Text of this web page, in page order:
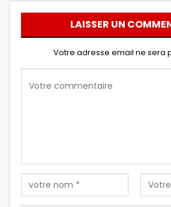
LAISSER UN
Votre adresse email ne sera